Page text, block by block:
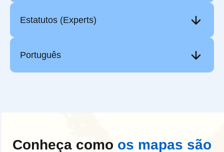
Estatutos (Experts)
Português
Conheça como os mapas são